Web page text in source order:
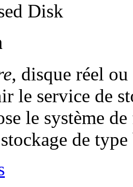
Disk
, disque réel
le service de
le système
de